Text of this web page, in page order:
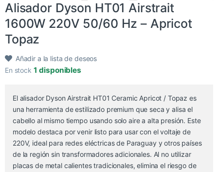
Alisador Dyson HT01 Airstrait
1600W 220V 50/60 Hz – Apricot
Topaz
Añadir a la lista de deseos
En stock 1 disponibles
El alisador Dyson Airstrait HT01 Ceramic Apricot / Topaz es
una herramienta de estilizado premium que seca y alisa el
cabello al mismo tiempo usando solo aire a alta presión. Este
modelo destaca por venir listo para usar con el voltaje de
220V, ideal para redes eléctricas de Paraguay y otros países
de la región sin transformadores adicionales. Al no utilizar
placas de metal calientes tradicionales, elimina el riesgo de